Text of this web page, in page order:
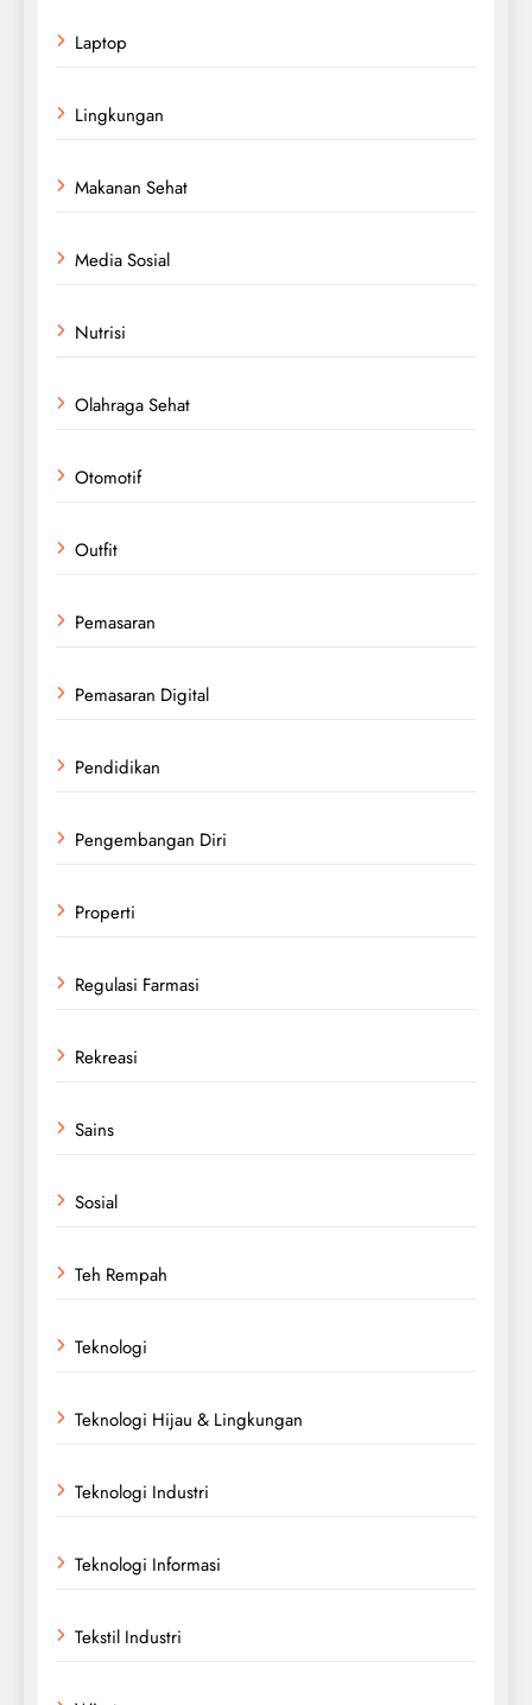
Laptop
Lingkungan
Makanan Sehat
Media Sosial
Nutrisi
Olahraga Sehat
Otomotif
Outfit
Pemasaran
Pemasaran Digital
Pendidikan
Pengembangan Diri
Properti
Regulasi Farmasi
Rekreasi
Sains
Sosial
Teh Rempah
Teknologi
Teknologi Hijau & Lingkungan
Teknologi Industri
Teknologi Informasi
Tekstil Industri